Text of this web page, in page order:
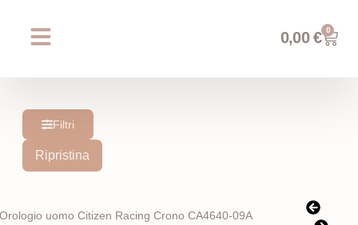
0,00€ 0
Filtri
Ripristina
Orologio uomo Citizen Racing Crono CA4640-09A